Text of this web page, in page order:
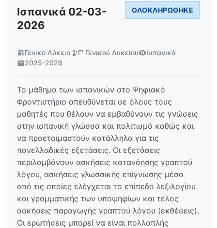
Ισπανικά 02-03-
2026
ΟΛΟΚΛΗΡΏΘΗΚΕ
Γενικό Λύκειο Γ' Γενικού Λυκείου
Ισπανικά
2025-2026
Το μάθημα των ισπανικών στο Ψηφιακό
Φροντιστήριο απευθύνεται σε όλους τους
μαθητές που θέλουν να εμβαθύνουν τις γνώσεις
στην ισπανική γλώσσα και πολιτισμό καθώς και
να προετοιμαστούν κατάλληλα για τις
πανελλαδικές εξετάσεις. Οι εξετάσεις
περιλαμβάνουν ασκήσεις κατανόησης γραπτού
λόγου, ασκήσεις γλωσσικής επίγνωσης μέσα
από τις οποίες ελέγχεται το επίπεδο λεξιλογίου
και γραμματικής των υποψηφίων και τέλος
ασκήσεις παραγωγής γραπτού λόγου (εκθέσεις).
Οι ερωτήσεις μπορεί να είναι πολλαπλής